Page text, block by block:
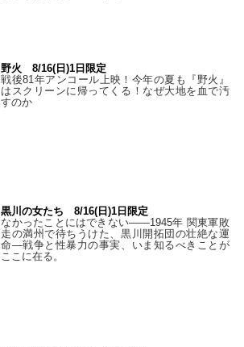
野火 8/16(日)1日限定
戦後81年アンコール上映！今年の夏も『野火』
はスクリーンに帰ってくる！なぜ大地を血で汚
すのか
黒川の女たち 8/16(日)1日限定
なかったことにはできない——1945年 関東軍敗
走の満州で待ちうけた、黒川開拓団の壮絶な運
命―戦争と性暴力の事実、いま知るべきことが
ここに在る。